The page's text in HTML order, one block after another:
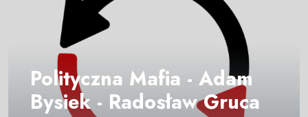
Polityczna Mafia - Adam
Bysiek - Radosław Gruca